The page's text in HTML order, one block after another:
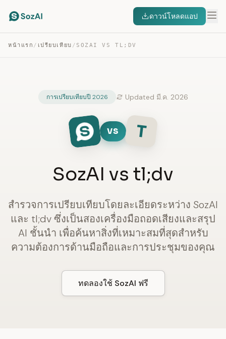
ดาวน์โหลดแอป
หน้าแรก / เปรียบเทียบ / SOZAI VS TL;DV
การเปรียบเทียบปี 2026 Updated มี.ค. 2026
VS T
SozAI vs tl;dv
สำรวจการเปรียบเทียบโดยละเอียดระหว่าง SozAI
และ tl;dv ซึ่งเป็นสองเครื่องมือถอดเสียงและสรุป
AI ชั้นนำ เพื่อค้นหาสิ่งที่เหมาะสมที่สุดสำหรับ
ความต้องการด้านมือถือและการประชุมของคุณ
ทดลองใช้ SozAI ฟรี